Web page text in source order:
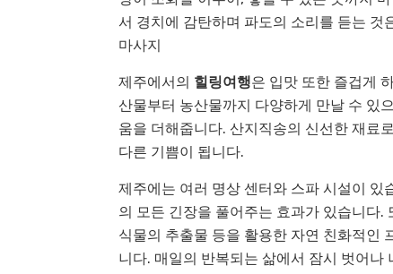
서 경치에 감탄하며 파도의 소리를 듣는 것
마사지
제주에서의 힐링여행은 입맛 또한 즐겁게
산물부터 농산물까지 다양하게 만날 수 있
움을 더해줍니다. 산지직송의 신선한 재료
다른 기쁨이 됩니다.
제주에는 여러 명상 센터와 스파 시설이 있
의 모든 긴장을 풀어주는 효과가 있습니다
식물의 추출물 등을 활용한 자연 친화적인
니다. 매일의 반복되는 삶에서 잠시 벗어나